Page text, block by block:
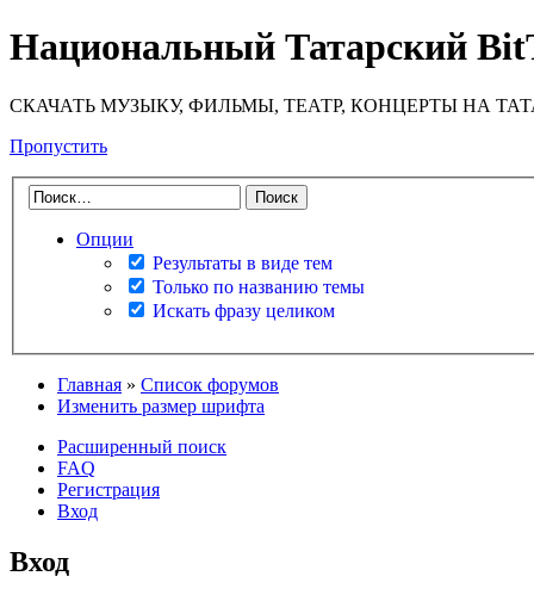
Национальный Татарский
СКАЧАТЬ МУЗЫКУ, ФИЛЬМЫ, ТЕАТР, КОНЦЕРТЫ НА
Пропустить
Опции
Результаты в виде тем
Только по названию темы
Искать фразу целиком
Главная » Список форумов
Изменить размер шрифта
Расширенный поиск
FAQ
Регистрация
Вход
Вход